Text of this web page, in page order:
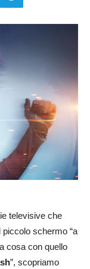
televisive che
piccolo schermo “a
cosa con quello
”, scopriamo